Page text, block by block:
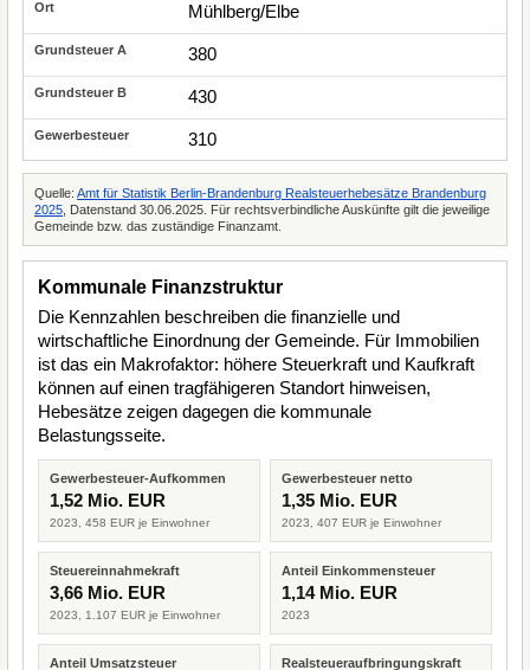
Mühlberg/Elbe
380
430
310
Quelle: Amt für Statistik Berlin-Brandenburg Realsteuerhebesätze Brandenburg
2025 , Datenstand 30.06.2025. Für rechtsverbindliche Auskünfte gilt die jeweilige
Gemeinde bzw. das zuständige Finanzamt.
Kommunale Finanzstruktur
Die Kennzahlen beschreiben die finanzielle und
wirtschaftliche Einordnung der Gemeinde. Für Immobilien
ist das ein Makrofaktor: höhere Steuerkraft und Kaufkraft
können auf einen tragfähigeren Standort hinweisen,
Hebesätze zeigen dagegen die kommunale
Belastungsseite.
Gewerbesteuer-Aufkommen
1,52 Mio. EUR
2023, 458 EUR je Einwohner
Gewerbesteuer netto
1,35 Mio. EUR
2023, 407 EUR je Einwohner
Steuereinnahmekraft
3,66 Mio. EUR
2023, 1.107 EUR je Einwohner
Anteil Einkommensteuer
1,14 Mio. EUR
2023
Anteil Umsatzsteuer Realsteueraufbringungskraft